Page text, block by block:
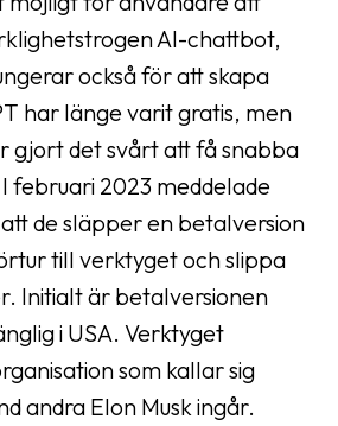
AI-chattbot,
också för att skapa
har länge varit gratis, men
gjort det svårt att få snabba
februari 2023 meddelade
de släpper en betalversion
till verktyget och slippa
Initialt är betalversionen
i USA. Verktyget
som kallar sig
andra Elon Musk ingår.